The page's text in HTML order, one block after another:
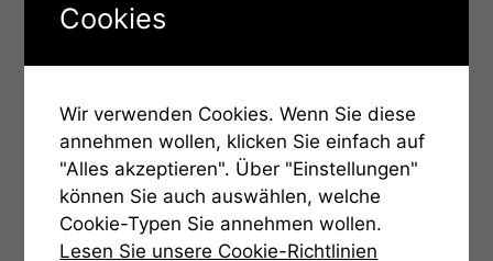
Cookies
Wir verwenden Cookies. Wenn Sie diese
annehmen wollen, klicken Sie einfach auf
"Alles akzeptieren". Über "Einstellungen"
können Sie auch auswählen, welche
Cookie-Typen Sie annehmen wollen.
Lesen Sie unsere Cookie-Richtlinien